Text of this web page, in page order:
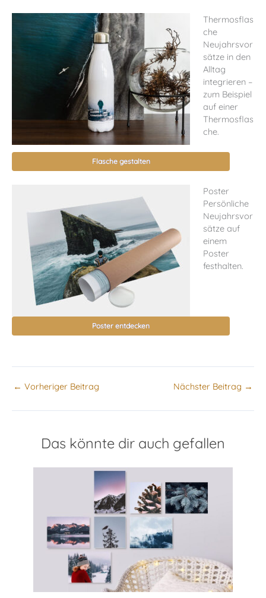
Thermosflas
che
Neujahrsvor
sätze in den
Alltag
integrieren –
zum Beispiel
auf einer
Thermosflas
che.
Flasche gestalten
Poster
Persönliche
Neujahrsvor
sätze auf
einem
Poster
festhalten.
Poster entdecken
← Vorheriger Beitrag Nächster Beitrag →
Das könnte dir auch gefallen